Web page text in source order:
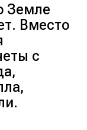
Земле
Вместо
с